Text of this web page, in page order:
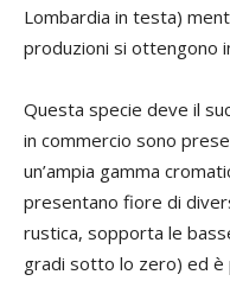
Lombardia in testa)
produzioni si ottengono
Questa specie deve il
in commercio sono
un’ampia gamma
presentano fiore di
rustica, sopporta le
gradi sotto lo zero) ed è